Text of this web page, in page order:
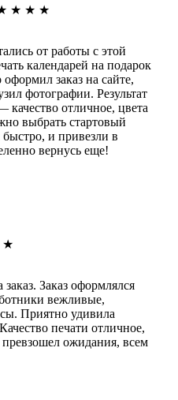
★ ★ ★
от работы с этой
календарей на подарок
заказ на сайте,
фотографии. Результат
отличное, цвета
выбрать стартовый
и привезли в
вернусь еще!
★
Заказ оформлялся
вежливые,
Приятно удивила
печати отличное,
превзошел ожидания, всем